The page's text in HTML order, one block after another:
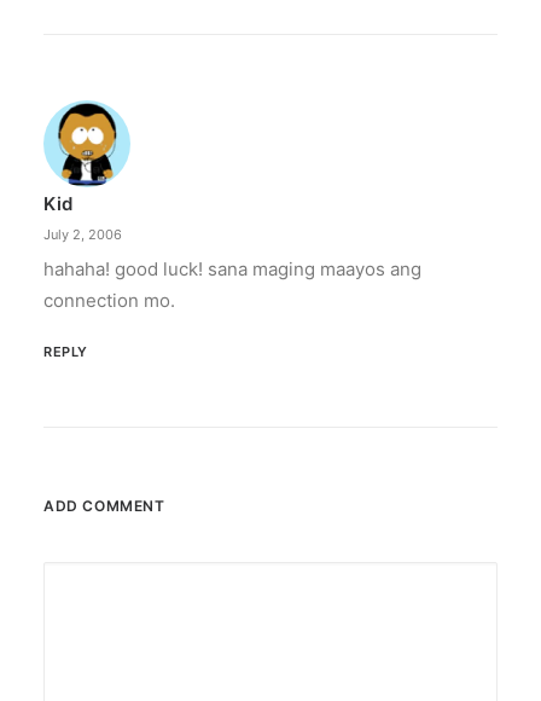
Kid
July 2, 2006
hahaha! good luck! sana maging maayos ang
connection mo.
REPLY
ADD COMMENT